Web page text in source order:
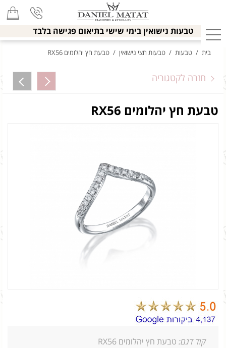
טבעות נישואין בימי שישי בתיאום פגישה בלבד
בית / טבעות / טבעות חצי נישואין / טבעת חץ יהלומים RX56
חזרה לקטגוריה
טבעת חץ יהלומים RX56
קוד דגם: טבעת חץ יהלומים RX56